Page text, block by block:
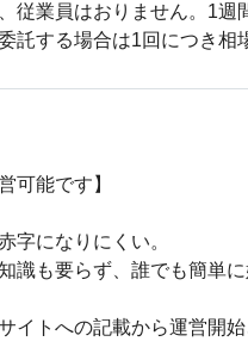
従業員はおりません。1
託する場合は1回につき
可能です】
字になりにくい。
識も要らず、誰でも簡単
イトへの記載から運営開